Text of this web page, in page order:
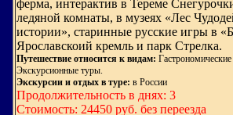
ферма, интерактив в Тереме
ледяной комнаты, в музеях «Лес
истории», старинные русские игры в
Ярославскоий кремль и парк Стрелка.
Путешествие относится к видам:
Экскурсионные туры.
Экскурсии и отдых в туре: в России
Продолжительность в днях: 3
Стоимость: 24450 руб. без переезда